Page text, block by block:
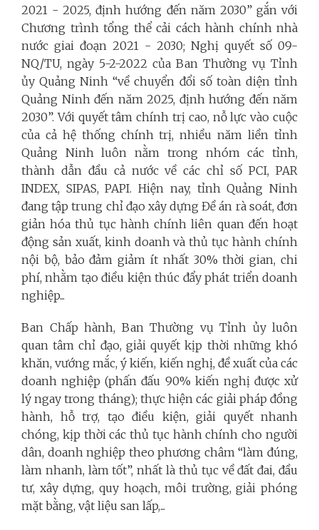
2021 - 2025, định hướng đến năm 2030” gắn với
Chương trình tổng thể cải cách hành chính nhà
nước giai đoạn 2021 - 2030; Nghị quyết số 09-
NQ/TU, ngày 5-2-2022 của Ban Thường vụ Tỉnh
ủy Quảng Ninh “về chuyển đổi số toàn diện tỉnh
Quảng Ninh đến năm 2025, định hướng đến năm
2030”. Với quyết tâm chính trị cao, nỗ lực vào cuộc
của cả hệ thống chính trị, nhiều năm liền tỉnh
Quảng Ninh luôn nằm trong nhóm các tỉnh,
thành dẫn đầu cả nước về các chỉ số PCI, PAR
INDEX, SIPAS, PAPI. Hiện nay, tỉnh Quảng Ninh
đang tập trung chỉ đạo xây dựng Đề án rà soát, đơn
giản hóa thủ tục hành chính liên quan đến hoạt
động sản xuất, kinh doanh và thủ tục hành chính
nội bộ, bảo đảm giảm ít nhất 30% thời gian, chi
phí, nhằm tạo điều kiện thúc đẩy phát triển doanh
nghiệp...
Ban Chấp hành, Ban Thường vụ Tỉnh ủy luôn
quan tâm chỉ đạo, giải quyết kịp thời những khó
khăn, vướng mắc, ý kiến, kiến nghị, đề xuất của các
doanh nghiệp (phấn đấu 90% kiến nghị được xử
lý ngay trong tháng); thực hiện các giải pháp đồng
hành, hỗ trợ, tạo điều kiện, giải quyết nhanh
chóng, kịp thời các thủ tục hành chính cho người
dân, doanh nghiệp theo phương châm “làm đúng,
làm nhanh, làm tốt”, nhất là thủ tục về đất đai, đầu
tư, xây dựng, quy hoạch, môi trường, giải phóng
mặt bằng, vật liệu san lấp,...